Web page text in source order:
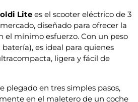
Lite es el scooter eléctrico de 3
diseñado para ofrecer la
el mínimo esfuerzo. Con un peso
batería), es ideal para quienes
ligera y fácil de
plegado en tres simples pasos,
en el maletero de un coche